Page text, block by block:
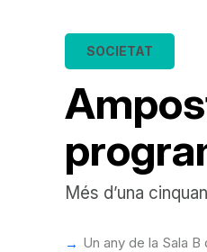
SOCIETAT
Més d’una
Un any de la Sala